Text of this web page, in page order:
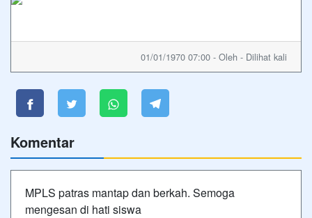
01/01/1970 07:00 - Oleh - Dilihat kali
Komentar
MPLS patras mantap dan berkah. Semoga
mengesan di hati siswa